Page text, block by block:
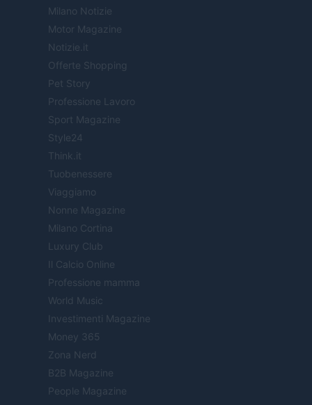
Milano Notizie
Motor Magazine
Notizie.it
Offerte Shopping
Pet Story
Professione Lavoro
Sport Magazine
Style24
Think.it
Tuobenessere
Viaggiamo
Nonne Magazine
Milano Cortina
Luxury Club
Il Calcio Online
Professione mamma
World Music
Investimenti Magazine
Money 365
Zona Nerd
B2B Magazine
People Magazine